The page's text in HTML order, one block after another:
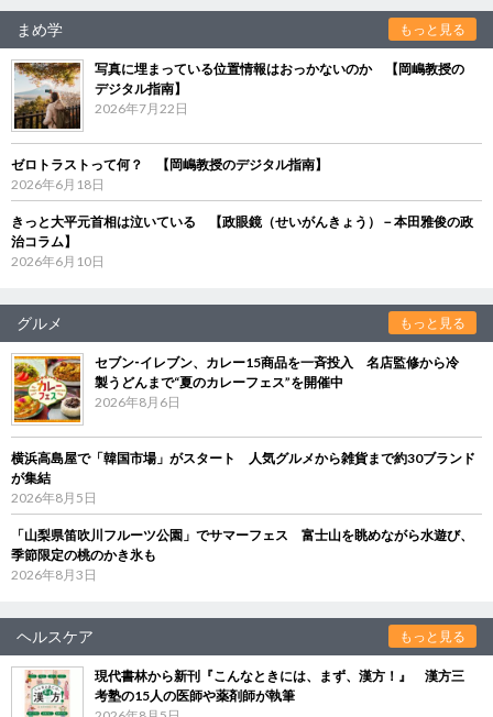
まめ学 もっと見る
写真に埋まっている位置情報はおっかないのか 【岡嶋教授の
デジタル指南】
2026年7月22日
ゼロトラストって何？ 【岡嶋教授のデジタル指南】
2026年6月18日
きっと大平元首相は泣いている 【政眼鏡（せいがんきょう）－本田雅俊の政
治コラム】
2026年6月10日
グルメ もっと見る
セブン‐イレブン、カレー15商品を一斉投入 名店監修から冷
製うどんまで“夏のカレーフェス”を開催中
2026年8月6日
横浜高島屋で「韓国市場」がスタート 人気グルメから雑貨まで約30ブランド
が集結
2026年8月5日
「山梨県笛吹川フルーツ公園」でサマーフェス 富士山を眺めながら水遊び、
季節限定の桃のかき氷も
2026年8月3日
ヘルスケア もっと見る
現代書林から新刊『こんなときには、まず、漢方！』 漢方三
考塾の15人の医師や薬剤師が執筆